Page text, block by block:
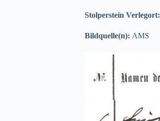
Stolperstein Verlegort:
Bildquelle(n): AMS